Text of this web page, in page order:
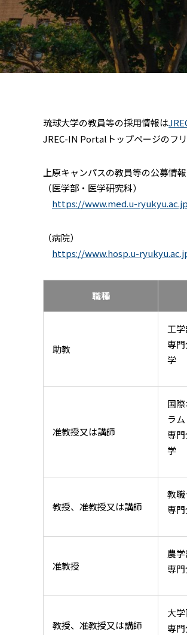
琉球大学の教員等の採用情報は
JREC-IN Portalトップページのフ
上原キャンパスの教員等の公募情
（医学部・医学研究科）
https://www.med.u-
（病院）
https://www.hosp.u-
職種
助教
工
専
学
准教授又は講師
国
ラム
専
学
教授、准教授又は講師
教
専
准教授
農
専
教授、准教授又は講師
大
専